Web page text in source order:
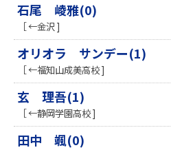
石尾 崚雅(0)
［ ←金沢 ]
オリオラ サンデー(1)
［ ←福知山成美高校 ]
玄 理吾(1)
［ ←静岡学園高校 ]
田中 颯(0)